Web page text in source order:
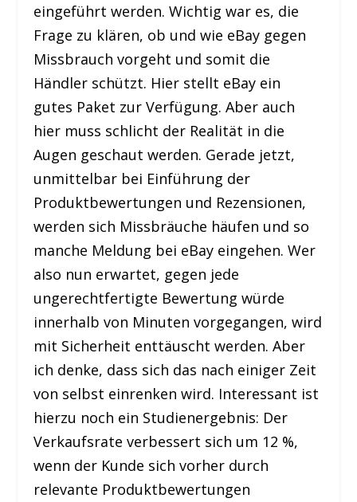
eingeführt werden. Wichtig war es, die
Frage zu klären, ob und wie eBay gegen
Missbrauch vorgeht und somit die
Händler schützt. Hier stellt eBay ein
gutes Paket zur Verfügung. Aber auch
hier muss schlicht der Realität in die
Augen geschaut werden. Gerade jetzt,
unmittelbar bei Einführung der
Produktbewertungen und Rezensionen,
werden sich Missbräuche häufen und so
manche Meldung bei eBay eingehen. Wer
also nun erwartet, gegen jede
ungerechtfertigte Bewertung würde
innerhalb von Minuten vorgegangen, wird
mit Sicherheit enttäuscht werden. Aber
ich denke, dass sich das nach einiger Zeit
von selbst einrenken wird. Interessant ist
hierzu noch ein Studienergebnis: Der
Verkaufsrate verbessert sich um 12 %,
wenn der Kunde sich vorher durch
relevante Produktbewertungen